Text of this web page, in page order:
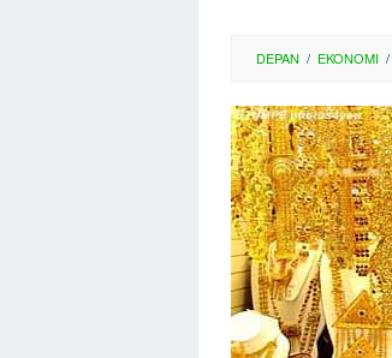
DEPAN / EKONOMI /